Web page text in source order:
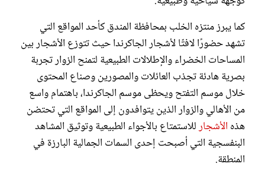
كما يبرز منتزه الخلب بمحافظة المندق كأحد المواقع التي
تشهد حضورًا لافتًا لأشجار الجاكرندا حيث تتوزع الأشجار بين
المساحات الخضراء والإطلالات الطبيعية لتمنح الزوار تجربة
بصرية هادئة تجذب العائلات والمصورين وصناع المحتوى
خلال موسم التفتح ويحظى موسم الجاكرندا، باهتمام واسع
من الأهالي والزوار الذين يتوافدون إلى المواقع التي تحتضن
هذه الأشجارللاستمتاع بالأجواء الطبيعية وتوثيق المشاهد
البنفسجية التي أصبحت إحدى السمات الجمالية البارزة في
المنطقة.